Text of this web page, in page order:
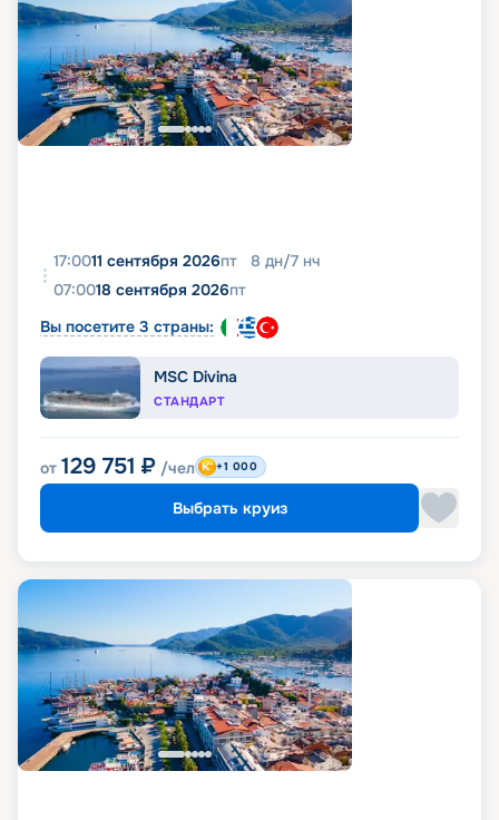
17:0011 сентября 2026пт 8 дн/7 нч
07:0018 сентября 2026пт
Вы посетите 3 страны:
MSC Divina
СТАНДАРТ
от 129 751 ₽ /чел +1 000
Выбрать круиз